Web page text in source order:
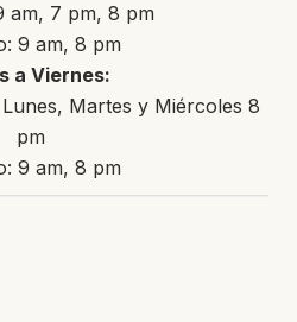
am, 7 pm, 8 pm
9 am, 8 pm
a Viernes:
Martes y Miércoles 8
pm
9 am, 8 pm